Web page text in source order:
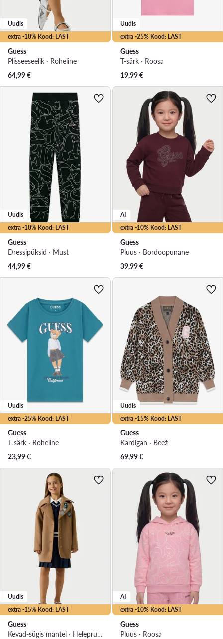
extra -10% Kood: LAST
Uudis
Guess
Plisseeseelik · Roheline
64,99€
extra -25% Kood: LAST
Uudis
Guess
T-särk · Roosa
19,99€
extra -10% Kood: LAST
Uudis
Guess
Dressipüksid · Must
44,99€
extra -10% Kood: LAST
AI
Guess
Pluus · Bordoopunane
39,99€
extra -25% Kood: LAST
Uudis
Guess
T-särk · Roheline
23,99€
extra -15% Kood: LAST
Uudis
Guess
Kardigan · Beež
69,99€
extra -15% Kood: LAST
Uudis
Guess
Kevad-sügis mantel · Helepruun
extra -10% Kood: LAST
AI
Guess
Pluus · Roosa